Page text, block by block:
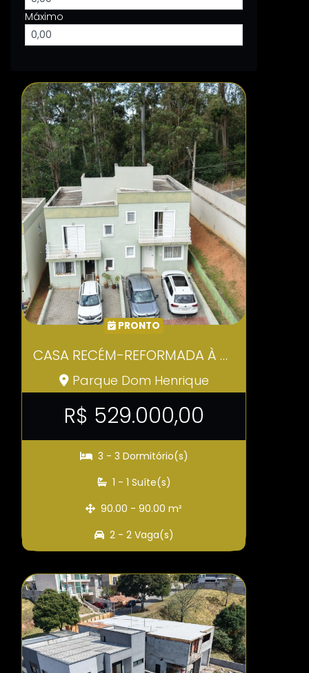
Máximo
PRONTO
CASA RECÉM-REFORMADA À VENDA NO CONDOMÍNIO VILLAGIO DO SOL COTIA SP COD633
Parque Dom Henrique
R$ 529.000,00
3 - 3 Dormitório(s)
1 - 1 Suíte(s)
90.00 - 90.00 m²
2 - 2 Vaga(s)